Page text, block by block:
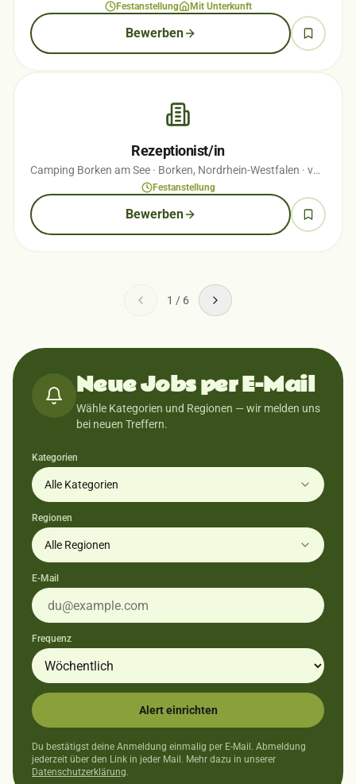
Festanstellung Mit Unterkunft
Bewerben
Rezeptionist/in
Camping Borken am See · Borken, Nordrhein-Westfalen · vor 1 Wochen
Festanstellung
Bewerben
1 / 6
Neue Jobs per E-Mail
Wähle Kategorien und Regionen — wir melden uns
bei neuen Treffern.
Kategorien
Alle Kategorien
Regionen
Alle Regionen
E-Mail
Frequenz
Alert einrichten
Du bestätigst deine Anmeldung einmalig per E-Mail. Abmeldung
jederzeit über den Link in jeder Mail. Mehr dazu in unserer
Datenschutzerklärung.